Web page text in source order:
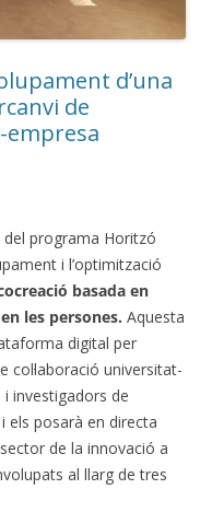
d’una
de
del programa Horitzó
i l’optimització
basada en
les persones. Aquesta
digital per
col·laboració universitat-
investigadors de
els posarà en directa
de la innovació a
al llarg de tres